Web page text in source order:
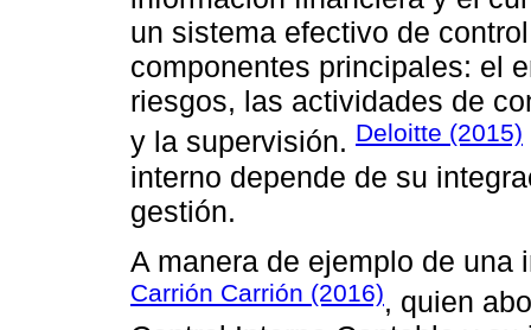
un sistema efectivo de
componentes principales: el
riesgos, las actividades de
y la supervisión. Deloitte (2015)
interno depende de su
gestión.
A manera de ejemplo de una
Carrión Carrión (2016), quien